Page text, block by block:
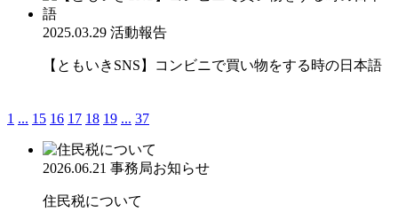
2025.03.29 活動報告
【ともいきSNS】コンビニで買い物をする時の日本語
1 ... 15 16 17 18 19 ... 37
2026.06.21 事務局お知らせ
住民税について